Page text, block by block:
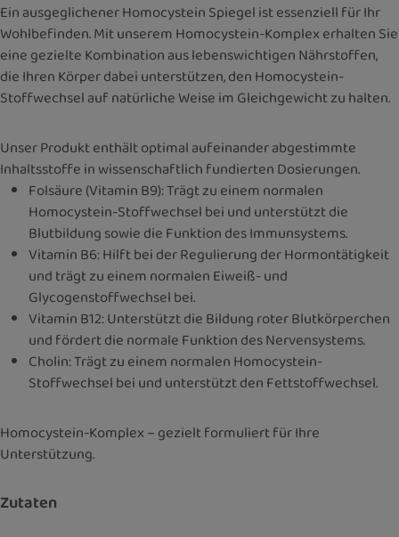
Ein ausgeglichener Homocystein Spiegel ist essenziell für Ihr
Wohlbefinden. Mit unserem Homocystein-Komplex erhalten Sie
eine gezielte Kombination aus lebenswichtigen Nährstoffen,
die Ihren Körper dabei unterstützen, den Homocystein-
Stoffwechsel auf natürliche Weise im Gleichgewicht zu halten.
Unser Produkt enthält optimal aufeinander abgestimmte
Inhaltsstoffe in wissenschaftlich fundierten Dosierungen.
Folsäure (Vitamin B9): Trägt zu einem normalen
Homocystein-Stoffwechsel bei und unterstützt die
Blutbildung sowie die Funktion des Immunsystems.
Vitamin B6: Hilft bei der Regulierung der Hormontätigkeit
und trägt zu einem normalen Eiweiß- und
Glycogenstoffwechsel bei.
Vitamin B12: Unterstützt die Bildung roter Blutkörperchen
und fördert die normale Funktion des Nervensystems.
Cholin: Trägt zu einem normalen Homocystein-
Stoffwechsel bei und unterstützt den Fettstoffwechsel.
Homocystein-Komplex – gezielt formuliert für Ihre
Unterstützung.
Zutaten